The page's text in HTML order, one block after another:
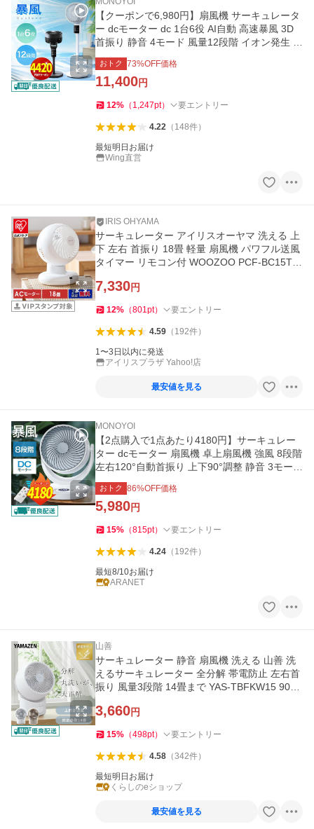
【クーポンで6,980円】扇風機 サーキュレータ
ー dcモーター dc 1台6役 AI自動 高速暴風 3D
首振り 静音 4モード 風量12段階 イオン発生 ア
ロマ対応
おトク 73%OFF価格
11,400円
12% （ 1,247pt） 要エントリー
4.22（ 148件）
最短明日お届け
Wing直営
IRIS OHYAMA
サーキュレーター アイリスオーヤマ 洗える 上
下 左右 首振り 18畳 軽量 扇風機 パワフル送風
タイマー リモコン付 WOOZOO PCF-BC15TE
7,330円
12% （801pt） 要エントリー
4.59（ 192件）
1〜3日以内に発送
アイリスプラザ Yahoo!店
最安値を見る
MONOYOI
【2点購入で1点あたり4180円】サーキュレー
ター dcモーター 扇風機 卓上扇風機 強風 8段階
左右120°自動首振り 上下90°調整 静音 3モード
8畳 イオン発生
おトク 86%OFF価格
5,980円
15% （815pt） 要エントリー
4.24（ 192件）
最短8/10お届け
ARANET
山善
サーキュレーター 静音 扇風機 洗える 山善 洗
えるサーキュレーター 全分解 帯電防止 左右首
振り 風量3段階 14畳まで YAS-TBFKW15 90度
3,660円
15% （498pt） 要エントリー
4.58（342件）
最短明日お届け
くらしのeショップ
最安値を見る